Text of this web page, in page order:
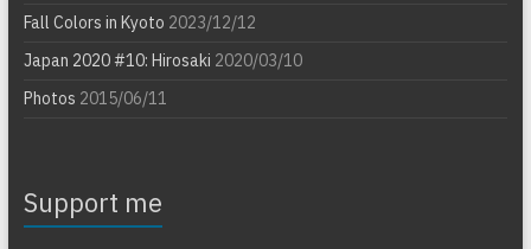
Fall Colors in Kyoto 2023/12/12
Japan 2020 #10: Hirosaki 2020/03/10
Photos 2015/06/11
Support me